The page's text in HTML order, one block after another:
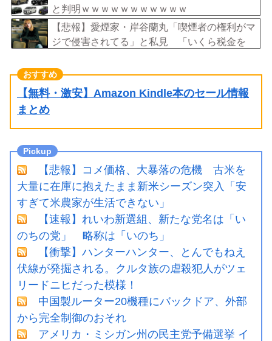
と判明ｗｗｗｗｗｗｗｗｗｗｗ
【悲報】愛煙家・岸谷蘭丸「喫煙者の権利がマ
ジで侵害されてる」と私見 「いくら税金を
【無料・激安】Amazon Kindle本のセール情報
まとめ
【悲報】コメ価格、大暴落の危機 古米を
大量に在庫に抱えたまま新米シーズン突入「安
すぎて米農家が生活できない」
【速報】れいわ新選組、新たな党名は「い
のちの党」 略称は「いのち」
【衝撃】ハンターハンター、とんでもねえ
伏線が発掘される。クルタ族の虐殺犯人がツェ
リードニヒだった模様！
中国製ルーター20機種にバックドア、外部
から完全制御のおそれ
アメリカ・ミシガン州の民主党予備選挙 イ